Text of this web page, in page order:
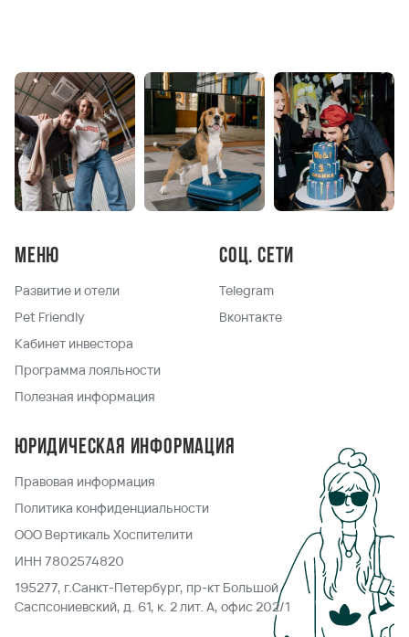
Меню
Развитие и отели
Pet Friendly
Кабинет инвестора
Программа лояльности
Полезная информация
Соц. сети
Telegram
Вконтакте
Юридическая информация
Правовая информация
Политика конфиденциальности
ООО Вертикаль Хоспителити
ИНН 7802574820
195277, г.Санкт-Петербург, пр-кт Большой
Саспсониевский, д. 61, к. 2 лит. А, офис 202/1